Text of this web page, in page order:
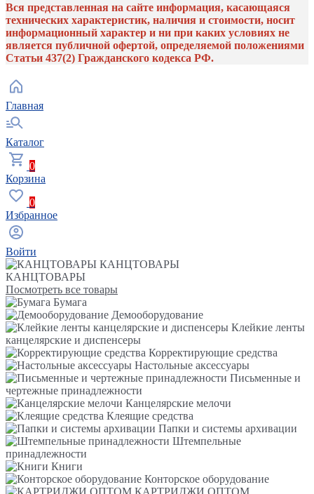
Вся представленная на сайте информация, касающаяся
технических характеристик, наличия и стоимости, носит
информационный характер и ни при каких условиях не
является публичной офертой, определяемой положениями
Статьи 437(2) Гражданского кодекса РФ.
Главная
Каталог
0
Корзина
0
Избранное
Войти
КАНЦТОВАРЫ
КАНЦТОВАРЫ
Посмотреть все товары
Бумага
Демооборудование
Клейкие ленты
канцелярские и диспенсеры
Корректирующие средства
Настольные аксессуары
Письменные и
чертежные принадлежности
Канцелярские мелочи
Клеящие средства
Папки и системы архивации
Штемпельные
принадлежности
Книги
Конторское оборудование
КАРТРИДЖИ ОПТОМ